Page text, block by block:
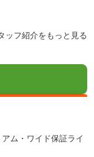
ッフ紹介をもっと見る
ム・ワイド保証ライ